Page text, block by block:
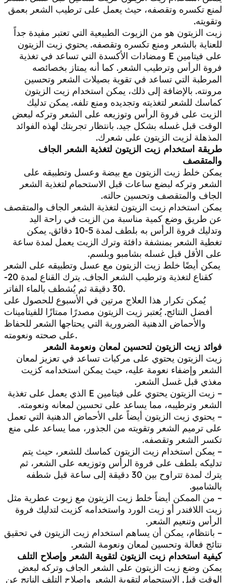
لمنع تكسره وتقصفه، حيث يعمل على ترطيب الشعر بعمق
وتقويته.
زيت الزيتون هو من الزيوت الطبيعية التي تعتبر مفيدة جداً
للعناية بالشعر ومنع تكسره وتقصفه. يحتوي زيت الزيتون
على فيتامين E ومضادات الأكسدة التي تساعد في تغذية
فروة الرأس وترطيب الشعر. كما أنه يمتاز بخصائصه
المرطبة التي تساعد في تقوية بصيلات الشعر وتحسين
مرونته. بالإضافة إلى ذلك، يمكن استخدام زيت الزيتون
كماسك للشعر لتغذيته وتجديده ومنع تلفه. يمكن تدليك
الزيت على فروة الرأس وتوزيعه على الشعر وتركه لبعض
الوقت قبل غسله بشكل جيد. بانتظار تجربتك لهذه الفوائد
المذهلة لزيت الزيتون على شعرك.
طريقة استخدام زيت الزيتون لتغذية الشعر الجاف
والمتقصف
يمكن خلط زيت الزيتون مع بيضة وعسل وتطبيقه على
الشعر وتركه لبضع ساعات قبل الاستحمام لتغذية الشعر
الجاف والمتقصف وتحسين حالته.
يمكن استخدام زيت الزيتون لتغذية الشعر الجاف والمتقصف
عن طريق وضع كمية مناسبة من الزيت في راحة اليد
وتدليك فروة الرأس به بلطف لمدة 5-10 دقائق. يمكن
تغطية الشعر بمنشفة دافئة وترك الزيت يعمل لمدة ساعة
على الأقل قبل غسله بشامبو وبلسم.
يمكن أيضًا خلط زيت الزيتون مع عسل وتطبيقه على الشعر
كقناع لتغذية وترطيب الشعر الجاف. يترك القناع لمدة 20-
30 دقيقة ثم يُشطف بالماء الفاتر.
يُمكن تكرار هذا العلاج مرتين في الأسبوع للحصول على
أفضل النتائج. يُعتبر زيت الزيتون مصدرًا ممتازًا للفيتامينات
والأحماض الدهنية الضرورية التي يحتاجها الشعر للحفاظ
على صحته ونعومته.
فوائد زيت الزيتون لتحسين لمعان ونعومة الشعر
زيت الزيتون يحتوي على مركبات تساعد في تعزيز لمعان
الشعر وإضفاء نعومة عليه، حيث يمكن استخدامه كزيت
مغذي قبل غسل الشعر.
– زيت الزيتون يحتوي على فيتامين E الذي يعمل على تغذية
الشعر وترطيبه، مما يساعد على تحسين لمعانه ونعومته.
– يحتوي زيت الزيتون أيضاً على الأحماض الدهنية التي تعمل
على ترميم الشعر وتقويته من الجذور، مما يساعد على منع
تكسر الشعر وتقصفه.
– يمكن استخدام زيت الزيتون كماسك للشعر، حيث يتم
تدليكه بلطف على فروة الرأس وتوزيعه على الشعر، ثم
يترك لمدة تتراوح بين 30 دقيقة إلى ساعة قبل شطفه
بالشامبو.
– من الممكن أيضاً خلط زيت الزيتون مع زيوت عطرية مثل
زيت اللافندر أو زيت الورد واستخدامه كزيت لتدليك فروة
الرأس وتنعيم الشعر.
– بانتظام، يمكن أن يساهم استخدام زيت الزيتون في تحقيق
نتائج فعالة وتحسين لمعان ونعومة الشعر.
كيفية استخدام زيت الزيتون لتقوية الشعر وإصلاح التلف
يمكن وضع زيت الزيتون على الشعر الجاف وتركه لبعض
الوقت قبل الاستحمام لتقوية الشعر وإصلاح التلف الناتج عن